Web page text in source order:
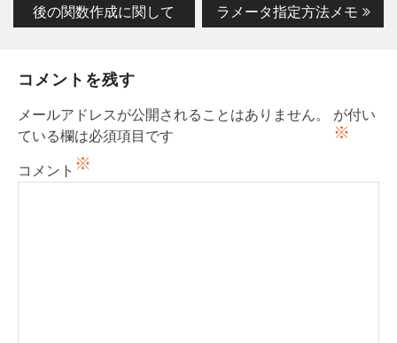
ー
シ
ョ
post:
後の関数作成に関して
post:
ラメータ指定方法メモ
コメントを残す
メールアドレスが公開されることはありません。
※
が付い
ている欄は必須項目です
コメント ※